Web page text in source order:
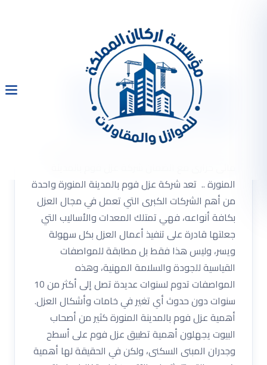
شركة عزل فوم بالمدينة
المنورة 0533334179 عزل
مائى حرارى مع الضمان
المنورة .. تعد شركة عزل فوم بالمدينة المنورة واحدة
من أهم الشركات الكبرى التي تعمل في مجال العزل
بكافة أنواعه، فهي تمتلك المعدات والأساليب التي
جعلتها قادرة على تنفيذ أعمال العزل بكل سهولة
ويسر، وليس هذا فقط بل مطابقة للمواصفات
القياسية للجودة والسلامة المهنية، وهذه
المواصفات تدوم لسنوات عديدة تصل إلى أكثر من 10
سنوات دون حدوث أي تغير في خامات وأشكال العزل.
أهمية عزل فوم بالمدينة المنورة كثير من أصحاب
البيوت يجهلون أهمية تطبيق عزل فوم على أسطح
وجدران المبنى السكنى، ولكن في الحقيقة لها أهمية